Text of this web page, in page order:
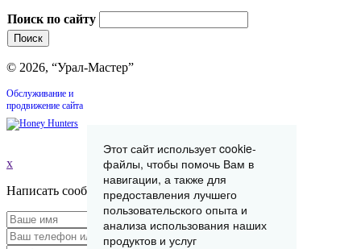
Поиск по сайту
© 2026, “Урал-Мастер”
Обслуживание и
продвижение сайта
x
Написать сообщение
Этот сайт использует cookie-
файлы, чтобы помочь Вам в
навигации, а также для
предоставления лучшего
пользовательского опыта и
анализа использования наших
продуктов и услуг